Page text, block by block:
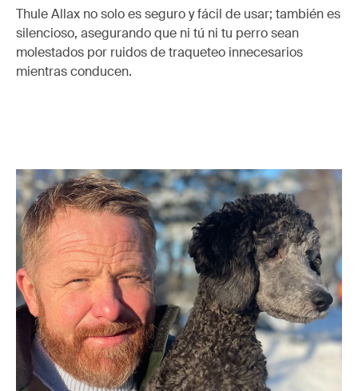
Thule Allax no solo es seguro y fácil de usar; también es
silencioso, asegurando que ni tú ni tu perro sean
molestados por ruidos de traqueteo innecesarios
mientras conducen.